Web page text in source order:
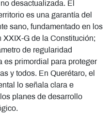
desactualizada. El
es una garantía del
sano, fundamentado en los
XXIX-G de la Constitución;
de regularidad
es primordial para proteger
y todos. En Querétaro, el
lo señala clara e
planes de desarrollo